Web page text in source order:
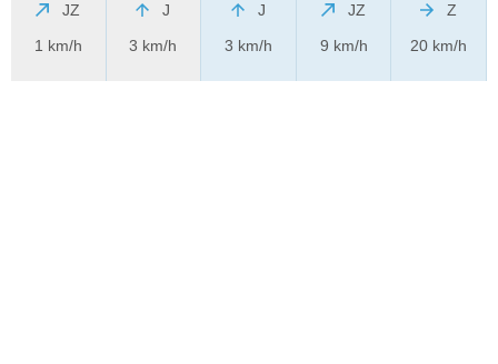
JZ
1 km/h
J
3 km/h
J
3 km/h
JZ
9 km/h
Z
20 km/h